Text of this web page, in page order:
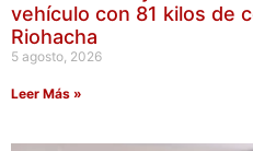
vehículo con 81 kilos de
Riohacha
5 agosto, 2026
Leer Más »